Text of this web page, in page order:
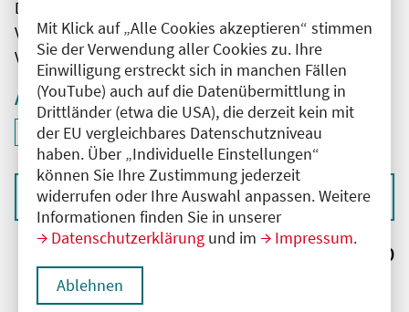
Mit Klick auf „Alle Cookies akzeptieren“ stimmen
Sie der Verwendung aller Cookies zu. Ihre
Einwilligung erstreckt sich in manchen Fällen
(YouTube) auch auf die Datenübermittlung in
Drittländer (etwa die USA), die derzeit kein mit
der EU vergleichbares Datenschutzniveau
haben. Über „Individuelle Einstellungen“
können Sie Ihre Zustimmung jederzeit
widerrufen oder Ihre Auswahl anpassen. Weitere
Informationen finden Sie in unserer
Datenschutzerklärung und im Impressum.
Ablehnen
Die Ärztekammer Berlin übernimmt keine
Verantwortung für den Inhalt, die Haftung obliegt dem
Veranstalter.
Aktive Filter
Filter
ID: ANT-2502029
deaktivieren und Suchergebnisse neu laden
Sortieren nach
Ergebnisse: 0